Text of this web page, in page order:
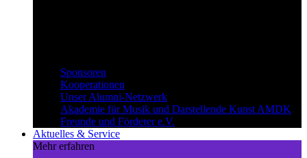
Sponsoren
Kooperationen
Unser Alumni-Netzwerk
Akademie für Musik und Darstellende Kunst AMDK
Freunde und Förderer e.V.
Aktuelles & Service
Mehr erfahren